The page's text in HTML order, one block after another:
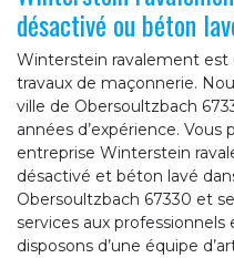
désactivé ou béton
Winterstein ravalement est
travaux de maçonnerie.
ville de Obersoultzbach
années d’expérience.
entreprise Winterstein
désactivé et béton lavé
Obersoultzbach 67330 et
services aux professionnels
disposons d’une équipe